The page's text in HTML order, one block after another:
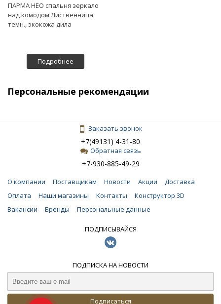
ПАРМА НЕО спальня зеркало
над комодом Лиственница
темн., экокожа дила
Подробнее
Персональные рекомендации
Заказать звонок
+7(49131) 4-31-80
Обратная связь
+7-930-885-49-29
О компании Поставщикам Новости Акции
Доставка
Оплата
Наши магазины Контакты
Конструктор 3D
Вакансии
Бренды Персональные данные
ПОДПИСЫВАЙСЯ
ПОДПИСКА НА НОВОСТИ
Подписаться